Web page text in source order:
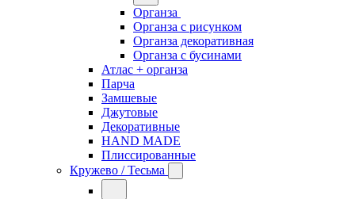
Органза
Органза с рисунком
Органза декоративная
Органза с бусинами
Атлас + органза
Парча
Замшевые
Джутовые
Декоративные
HAND MADE
Плиссированные
Кружево / Тесьма